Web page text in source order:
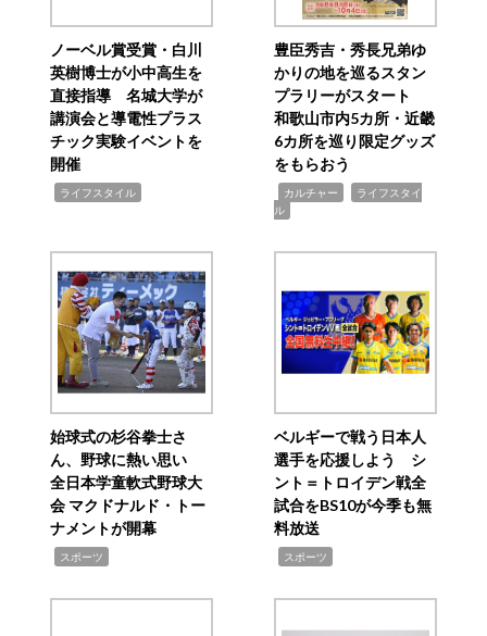
ノーベル賞受賞・白川
英樹博士が小中高生を
直接指導 名城大学が
講演会と導電性プラス
チック実験イベントを
開催
ライフスタイル
豊臣秀吉・秀長兄弟ゆ
かりの地を巡るスタン
プラリーがスタート
和歌山市内5カ所・近畿
6カ所を巡り限定グッズ
をもらおう
カルチャー
ライフスタイ
ル
始球式の杉谷拳士さ
ん、野球に熱い思い
全日本学童軟式野球大
会 マクドナルド・トー
ナメントが開幕
スポーツ
ベルギーで戦う日本人
選手を応援しよう シ
ント＝トロイデン戦全
試合をBS10が今季も無
料放送
スポーツ